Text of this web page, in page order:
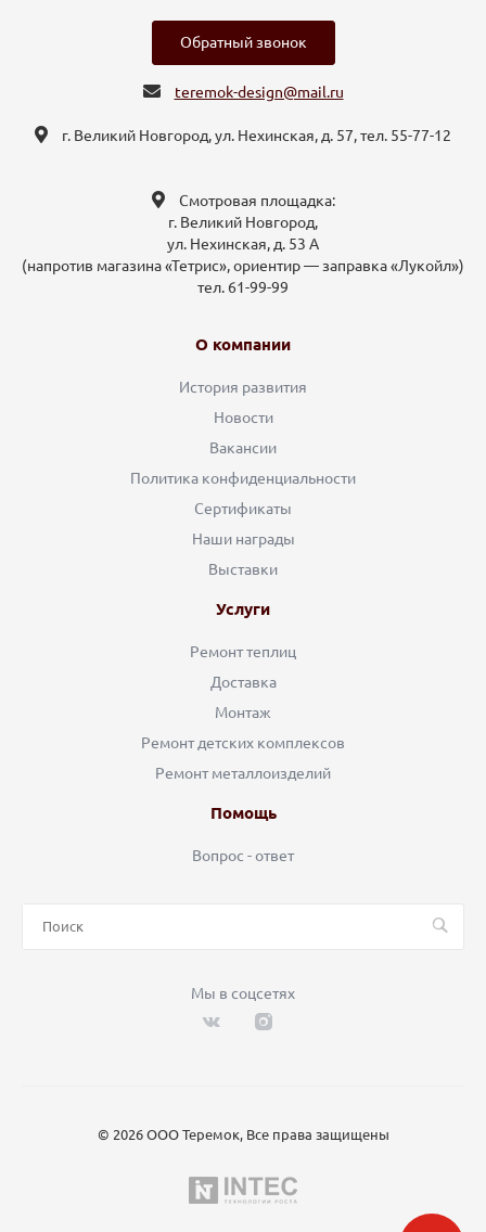
Обратный звонок
teremok-design@mail.ru
г. Великий Новгород, ул. Нехинская, д. 57, тел. 55-77-12
Смотровая площадка:
г. Великий Новгород,
ул. Нехинская, д. 53 А
(напротив магазина «Тетрис», ориентир — заправка «Лукойл»)
тел. 61-99-99
О компании
История развития
Новости
Вакансии
Политика конфиденциальности
Сертификаты
Наши награды
Выставки
Услуги
Ремонт теплиц
Доставка
Монтаж
Ремонт детских комплексов
Ремонт металлоизделий
Помощь
Вопрос - ответ
Мы в соцсетях
© 2026 ООО Теремок, Все права защищены